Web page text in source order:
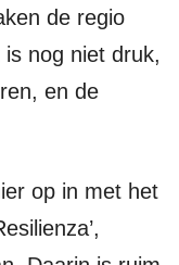
de regio
nog niet druk,
en de
op in met het